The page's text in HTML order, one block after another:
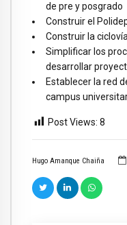
Hugo Amanque Chaiña
de pre y posgrado
Construir el
Construir la
Simplificar los
desarrollar
Establecer la red
campus
Post Views: 8